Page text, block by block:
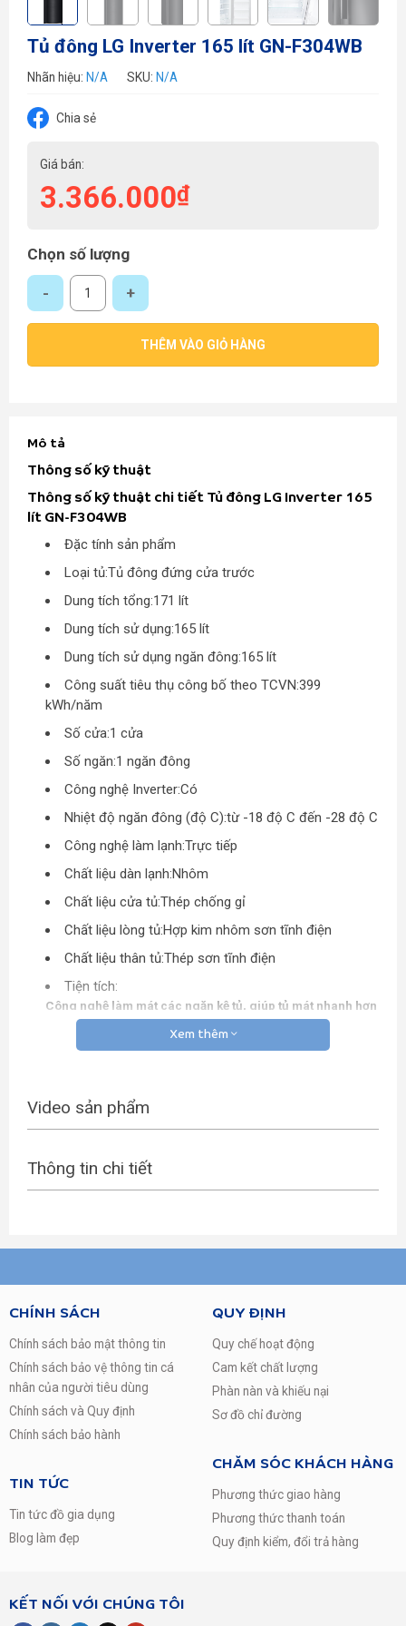
Tủ đông LG Inverter 165 lít GN-F304WB
Nhãn hiệu: N/A SKU: N/A
Chia sẻ
Giá bán:
3.366.000₫
Chọn số lượng
Tủ đông LG Inverter 165 lít GN-F304WB số lượng
THÊM VÀO GIỎ HÀNG
Mô tả
Thông số kỹ thuật
Thông số kỹ thuật chi tiết Tủ đông LG Inverter 165
lít GN-F304WB
Đặc tính sản phẩm
Loại tủ:Tủ đông đứng cửa trước
Dung tích tổng:171 lít
Dung tích sử dụng:165 lít
Dung tích sử dụng ngăn đông:165 lít
Công suất tiêu thụ công bố theo TCVN:399
kWh/năm
Số cửa:1 cửa
Số ngăn:1 ngăn đông
Công nghệ Inverter:Có
Nhiệt độ ngăn đông (độ C):từ -18 độ C đến -28 độ C
Công nghệ làm lạnh:Trực tiếp
Chất liệu dàn lạnh:Nhôm
Chất liệu cửa tủ:Thép chống gỉ
Chất liệu lòng tủ:Hợp kim nhôm sơn tĩnh điện
Chất liệu thân tủ:Thép sơn tĩnh điện
Tiện tích:
Công nghệ làm mát các ngăn kệ tủ, giúp tủ mát nhanh hơn
Nút điều khiển nhiệt độ bên ngoài tủ
Tủ có sức chứa 6 kệ và 1 hộc tủ giúp tiện lợi bảo quản thực
Thông tin chung
Kích thước, trọng lượng:Dài 53 cm x Rộng 60 cm x
Loại Gas:R600a
và độ bền bỉ mà nó mang lại cho người tiêu dùng. Đặc biệt,
LG luôn đi đầu trong những dòng sản phẩm điện lạnh như
tủ lạnh, máy lạnh,… Vì thế điện máy Đất Việt luôn tự tin khi
giới thiệu đến các bạn sản phẩm GN-F304WB – dòng tủ
lạnh Inverter cao cấp với nhiều tính năng vượt trội đảm bảo
gian đặt nhưng vẫn không mất đi sự hiện đại cho không
Xem thêm
Video sản phẩm
Thông tin chi tiết
CHÍNH SÁCH
Chính sách bảo mật thông tin
Chính sách bảo vệ thông tin cá
nhân của người tiêu dùng
Chính sách và Quy định
Chính sách bảo hành
TIN TỨC
Tin tức đồ gia dụng
Blog làm đẹp
QUY ĐỊNH
Quy chế hoạt động
Cam kết chất lượng
Phàn nàn và khiếu nại
Sơ đồ chỉ đường
CHĂM SÓC KHÁCH HÀNG
Phương thức giao hàng
Phương thức thanh toán
Quy định kiểm, đổi trả hàng
KẾT NỐI VỚI CHÚNG TÔI